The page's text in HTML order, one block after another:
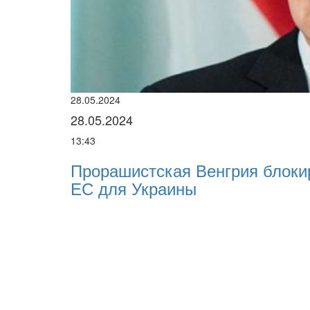
28.05.2024
28.05.2024
13:43
Прорашистская Венгрия
ЕС для Украины